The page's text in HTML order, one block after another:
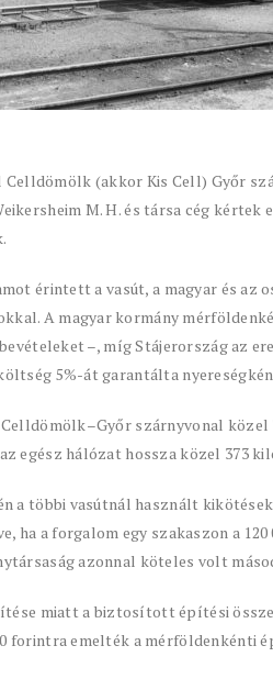
(akkor Kis Cell) Győr
M. H. és társa cég kértek
érintett a vasút, a magyar és az
A magyar kormány
–, míg Stájerország az
5%-át garantálta
szárnyvonal
egész hálózat hossza közel 373
a többi vasútnál használt
a forgalom egy szakaszon a 120
azonnal köteles volt
miatt a biztosított építési
forintra emelték a mérföldenkénti